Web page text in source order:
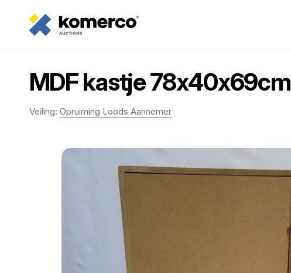
MDF kastje 78x40x69cm
Veiling: Opruiming Loods Aannemer